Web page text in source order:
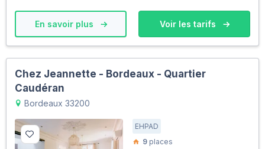
En savoir plus Voir les tarifs
Chez Jeannette - Bordeaux - Quartier
Caudéran
Bordeaux 33200
EHPAD
9 places